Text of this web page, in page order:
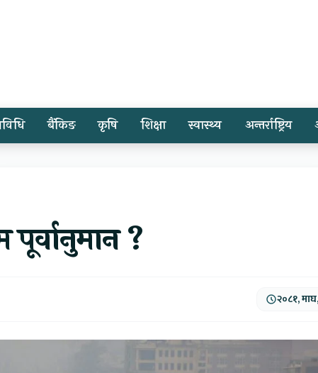
बैंकिङ कृषि शिक्षा स्वास्थ्य अन्तर्राष्ट्रिय
?
२०८१,